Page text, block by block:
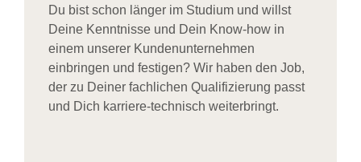
Du bist schon länger im Studium und willst
Deine Kenntnisse und Dein Know-how in
einem unserer Kundenunternehmen
einbringen und festigen? Wir haben den Job,
der zu Deiner fachlichen Qualifizierung passt
und Dich karriere-technisch weiterbringt.